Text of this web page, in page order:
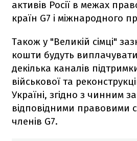
активів Росії в межах
країн G7 і міжнародного
Також у "Великій сімці"
кошти будуть
декілька каналів
військової та
Україні, згідно з чинним
відповідними правовими
членів G7.